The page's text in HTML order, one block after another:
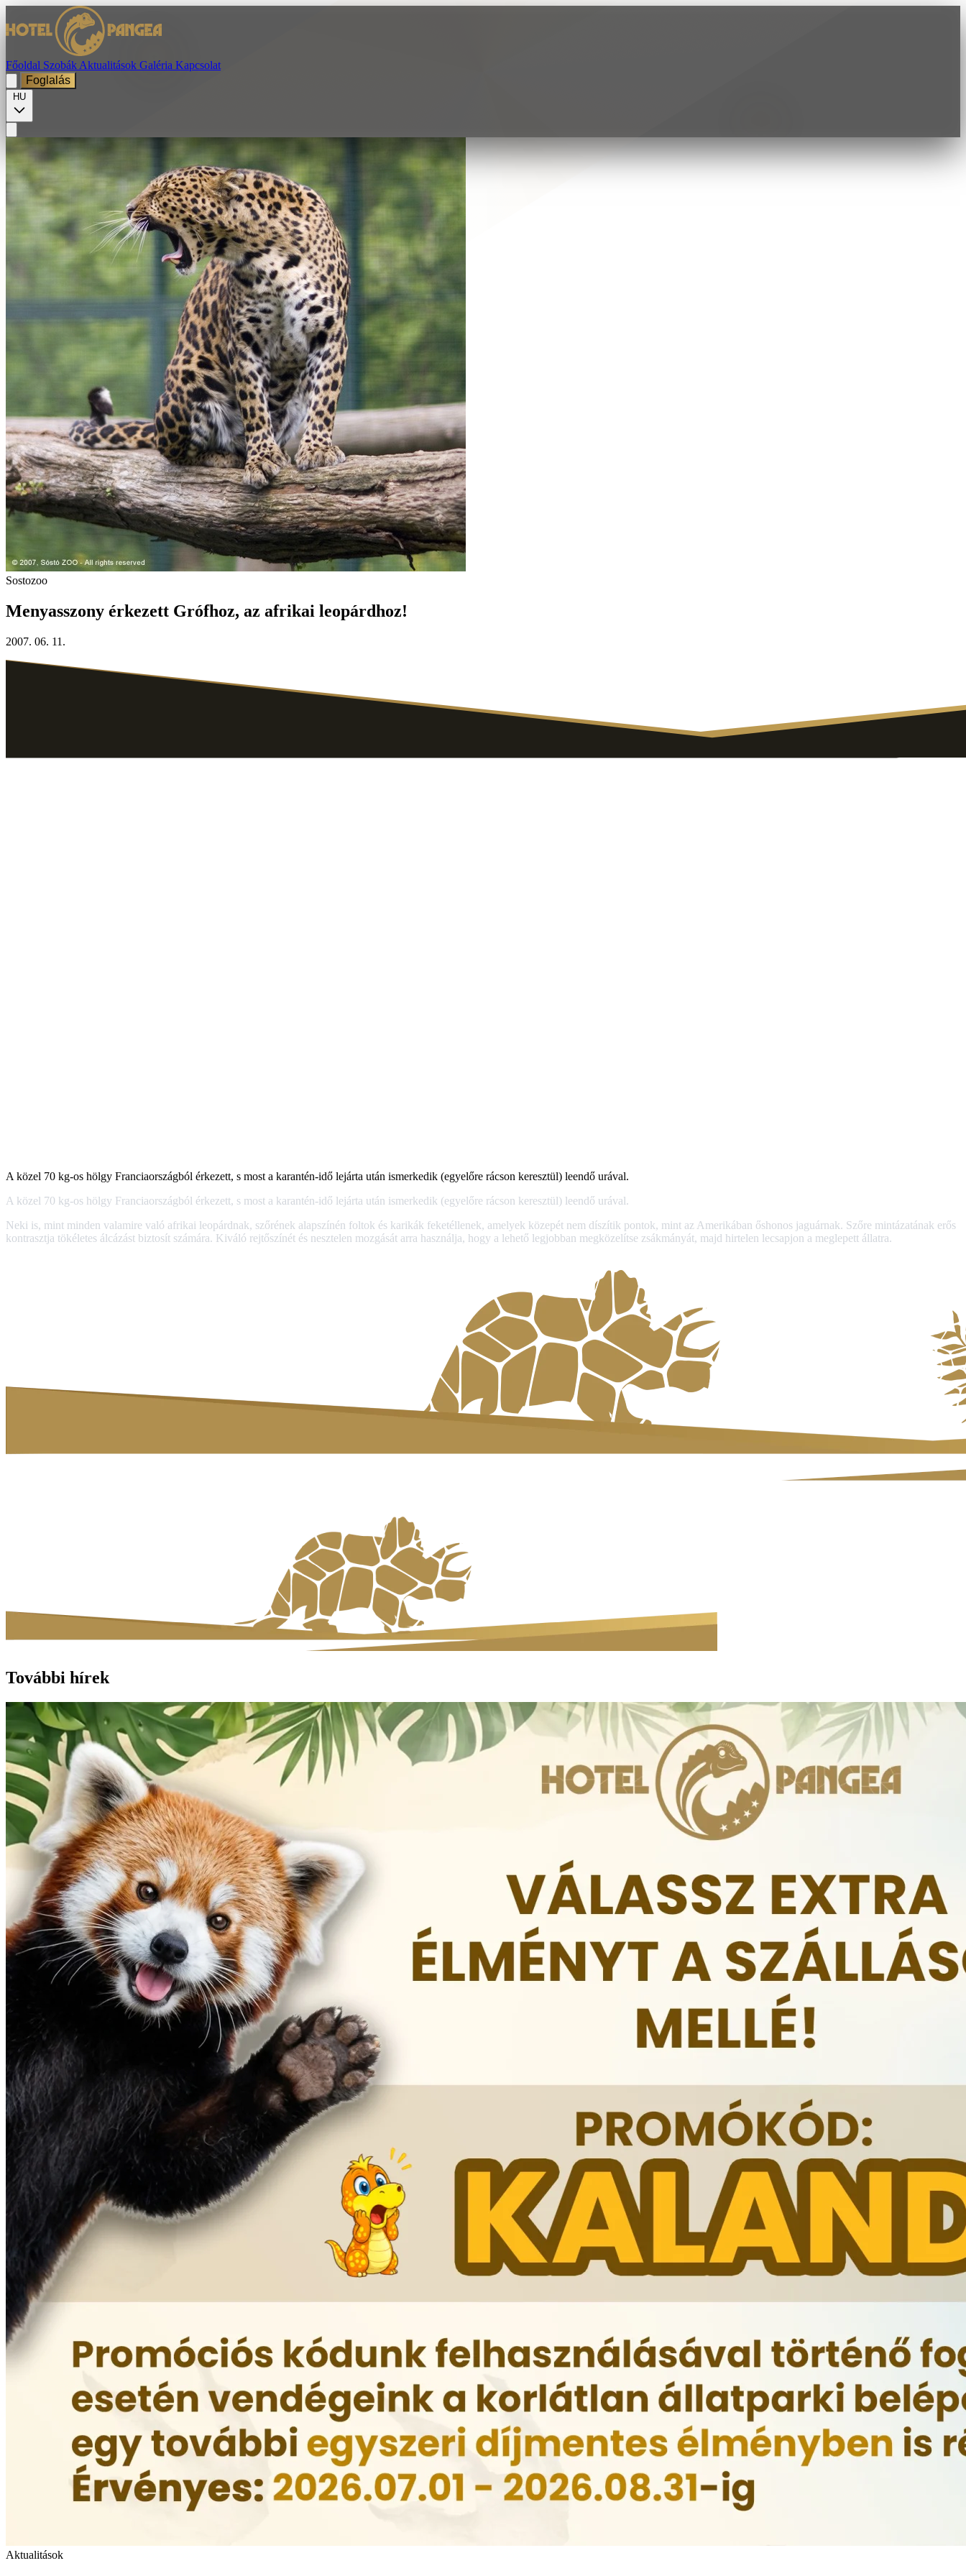
Főoldal Szobák Aktualitások Galéria Kapcsolat
Foglalás
HU
Sostozoo
Menyasszony érkezett Grófhoz, az afrikai leopárdhoz!
2007. 06. 11.
A közel 70 kg-os hölgy Franciaországból érkezett, s most a karantén-idő lejárta után ismerkedik (egyelőre rácson keresztül) leendő urával.
A közel 70 kg-os hölgy Franciaországból érkezett, s most a karantén-idő lejárta után ismerkedik (egyelőre rácson keresztül) leendő urával.
Neki is, mint minden valamire való afrikai leopárdnak, szőrének alapszínén foltok és karikák feketéllenek, amelyek közepét nem díszítik pontok, mint az Amerikában őshonos jaguárnak. Szőre mintázatának erős
kontrasztja tökéletes álcázást biztosít számára. Kiváló rejtőszínét és nesztelen mozgását arra használja, hogy a lehető legjobban megközelítse zsákmányát, majd hirtelen lecsapjon a meglepett állatra.
További hírek
Aktualitások